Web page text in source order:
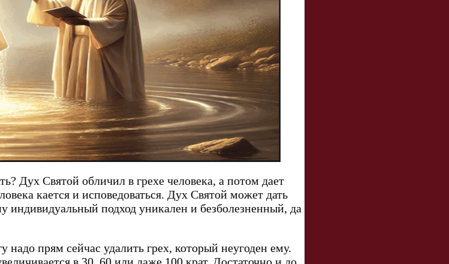
Дух Святой обличил в грехе человека, а потом дает
кается и исповедоваться. Дух Святой может дать
подход уникален и безболезненный, да
прям сейчас удалить грех, который неугоден ему.
в 30, 60 или даже 100 крат. Достаточно и до